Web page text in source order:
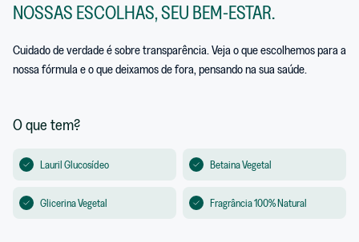
NOSSAS ESCOLHAS, SEU BEM-ESTAR.
Cuidado de verdade é sobre transparência. Veja o que escolhemos para a
nossa fórmula e o que deixamos de fora, pensando na sua saúde.
O que tem?
Lauril Glucosídeo Betaina Vegetal
Glicerina Vegetal Fragrância 100% Natural